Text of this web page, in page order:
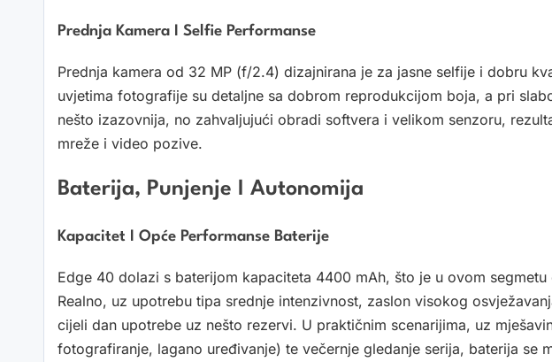
Prednja Kamera I Selfie Performanse
Prednja kamera od 32 MP (f/2.4) dizajnirana je za jasne selfije i dobru
uvjetima fotografije su detaljne sa dobrom reprodukcijom boja, a pri
nešto izazovnija, no zahvaljujući obradi softvera i velikom senzoru,
mreže i video pozive.
Baterija, Punjenje I Autonomija
Kapacitet I Opće Performanse Baterije
Edge 40 dolazi s baterijom kapaciteta 4400 mAh, što je u ovom
Realno, uz upotrebu tipa srednje intenzivnost, zaslon visokog
cijeli dan upotrebe uz nešto rezervi. U praktičnim scenarijima, uz
fotografiranje, lagano uređivanje) te večernje gledanje serija, baterija se